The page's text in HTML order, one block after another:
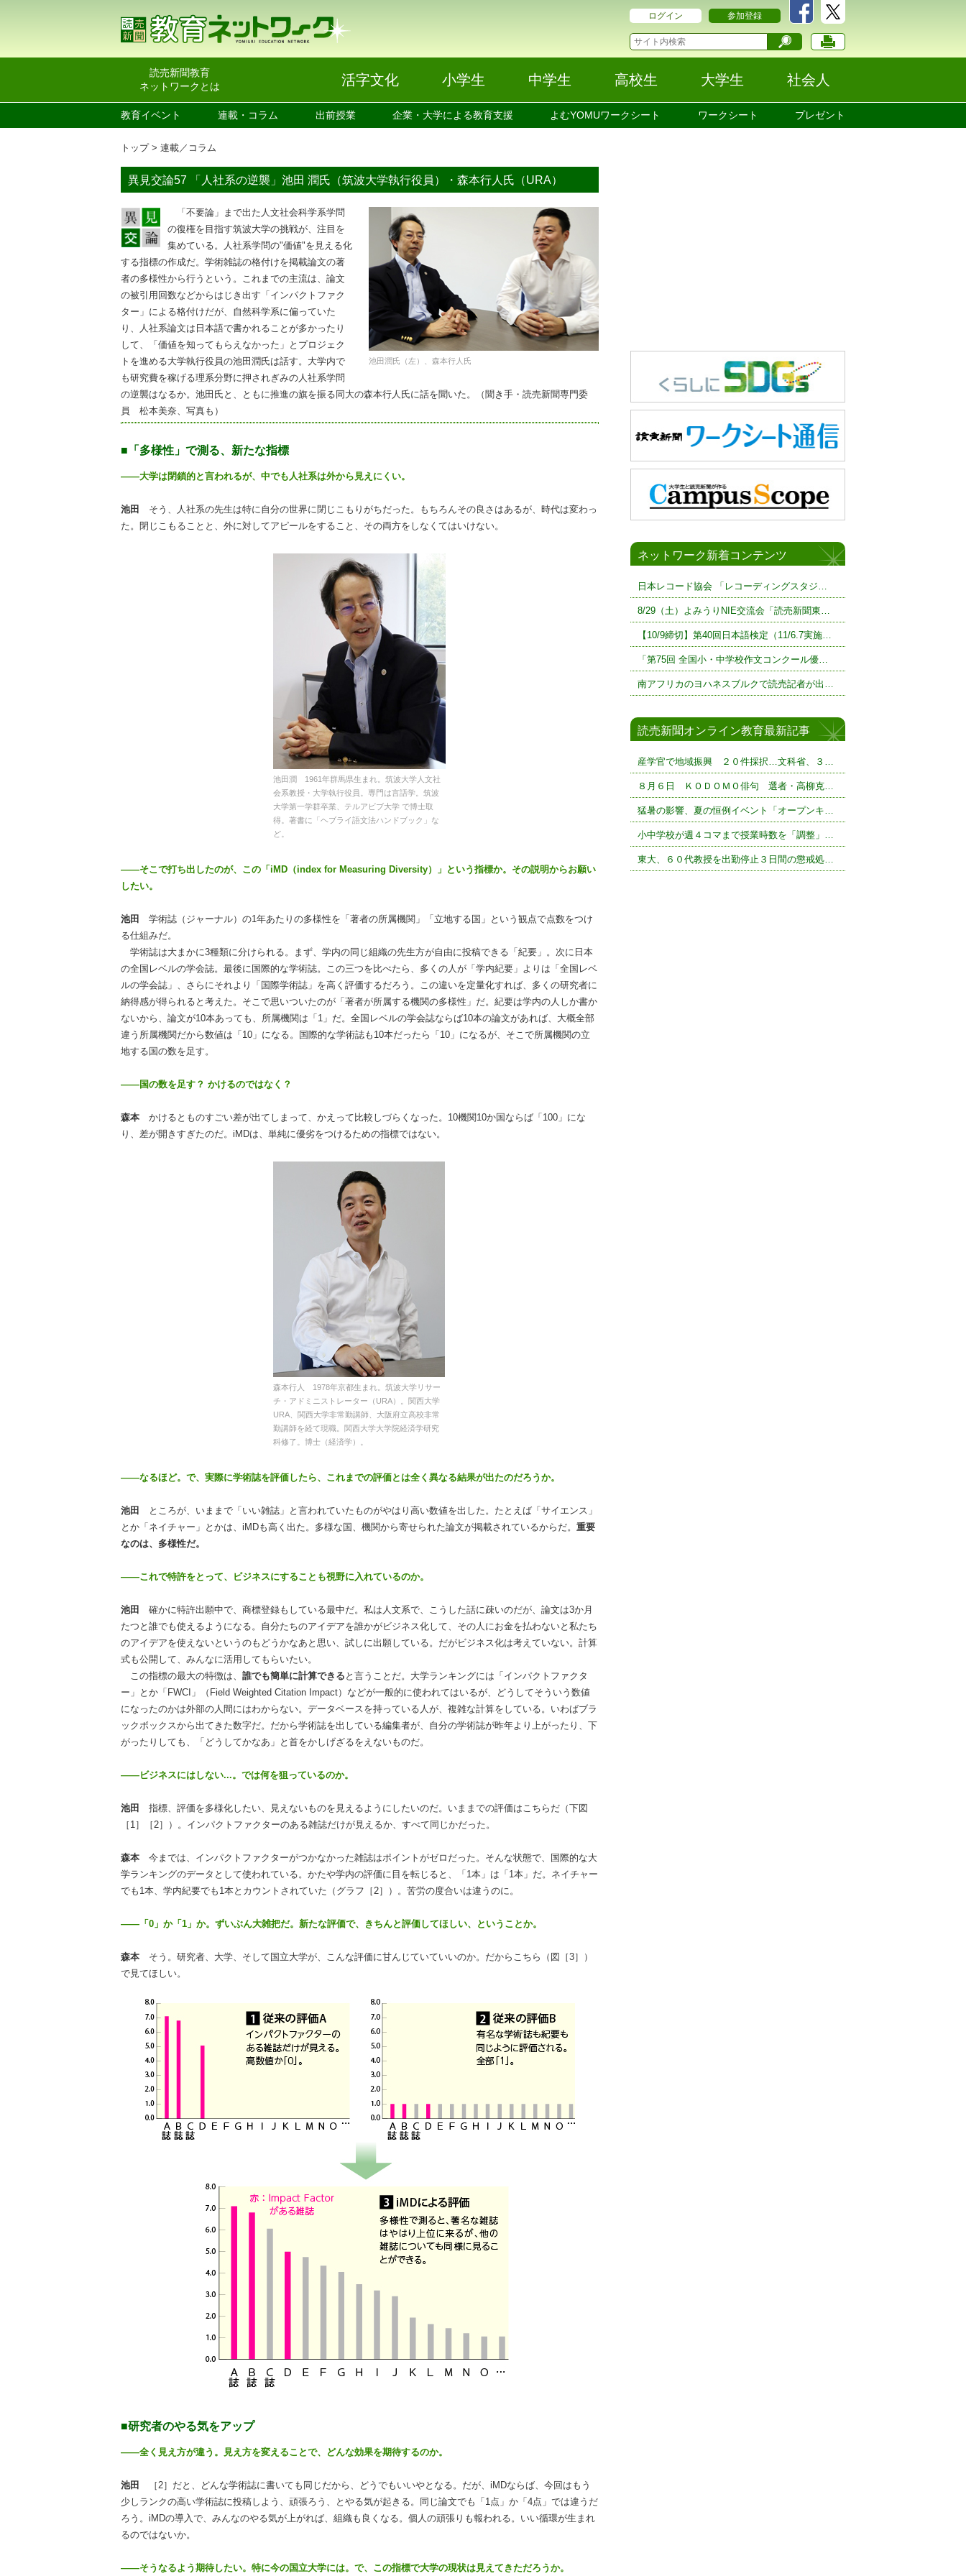
ログイン 参加登録
読売新聞教育
ネットワークとは
活字文化 小学生 中学生 高校生 大学生 社会人
教育イベント 連載・コラム 出前授業 企業・大学による教育支援 よむYOMUワークシート ワークシート プレゼント
トップ 連載／コラム
異見交論57 「人社系の逆襲」池田 潤氏（筑波大学執行役員）・森本行人氏（URA）
池田潤氏（左）、森本行人氏
「不要論」まで出た人文社会科学系学問
の復権を目指す筑波大学の挑戦が、注目を
集めている。人社系学問の"価値"を見える化
する指標の作成だ。学術雑誌の格付けを掲載論文の著
者の多様性から行うという。これまでの主流は、論文
の被引用回数などからはじき出す「インパクトファク
ター」による格付けだが、自然科学系に偏っていた
り、人社系論文は日本語で書かれることが多かったり
して、「価値を知ってもらえなかった」とプロジェク
トを進める大学執行役員の池田潤氏は話す。大学内で
も研究費を稼げる理系分野に押されぎみの人社系学問
の逆襲はなるか。池田氏と、ともに推進の旗を振る同大の森本行人氏に話を聞いた。（聞き手・読売新聞専門委
員 松本美奈、写真も）
■「多様性」で測る、新たな指標
――大学は閉鎖的と言われるが、中でも人社系は外から見えにくい。
池田 そう、人社系の先生は特に自分の世界に閉じこもりがちだった。もちろんその良さはあるが、時代は変わっ
た。閉じこもることと、外に対してアピールをすること、その両方をしなくてはいけない。
池田潤 1961年群馬県生まれ。筑波大学人文社
会系教授・大学執行役員。専門は言語学。筑波
大学第一学群卒業、テルアビブ大学 で博士取
得。著書に「ヘブライ語文法ハンドブック」な
ど。
――そこで打ち出したのが、この「iMD（index for Measuring Diversity）」という指標か。その説明からお願い
したい。
池田 学術誌（ジャーナル）の1年あたりの多様性を「著者の所属機関」「立地する国」という観点で点数をつけ
る仕組みだ。
学術誌は大まかに3種類に分けられる。まず、学内の同じ組織の先生方が自由に投稿できる「紀要」。次に日本
の全国レベルの学会誌。最後に国際的な学術誌。この三つを比べたら、多くの人が「学内紀要」よりは「全国レベ
ルの学会誌」、さらにそれより「国際学術誌」を高く評価するだろう。この違いを定量化すれば、多くの研究者に
納得感が得られると考えた。そこで思いついたのが「著者が所属する機関の多様性」だ。紀要は学内の人しか書か
ないから、論文が10本あっても、所属機関は「1」だ。全国レベルの学会誌ならば10本の論文があれば、大概全部
違う所属機関だから数値は「10」になる。国際的な学術誌も10本だったら「10」になるが、そこで所属機関の立
地する国の数を足す。
――国の数を足す？ かけるのではなく？
森本 かけるとものすごい差が出てしまって、かえって比較しづらくなった。10機関10か国ならば「100」にな
り、差が開きすぎたのだ。iMDは、単純に優劣をつけるための指標ではない。
森本行人 1978年京都生まれ。筑波大学リサー
チ・アドミニストレーター（URA）。関西大学
URA、関西大学非常勤講師、大阪府立高校非常
勤講師を経て現職。関西大学大学院経済学研究
科修了。博士（経済学）。
――なるほど。で、実際に学術誌を評価したら、これまでの評価とは全く異なる結果が出たのだろうか。
池田
ところが、いままで「いい雑誌」と言われていたものがやはり高い数値を出した。たとえば「サイエンス」
とか「ネイチャー」とかは、iMDも高く出た。多様な国、機関から寄せられた論文が掲載されているからだ。 重要
なのは、多様性だ。
――これで特許をとって、ビジネスにすることも視野に入れているのか。
池田 確かに特許出願中で、商標登録もしている最中だ。私は人文系で、こうした話に疎いのだが、論文は3か月
たつと誰でも使えるようになる。自分たちのアイデアを誰かがビジネス化して、その人にお金を払わないと私たち
のアイデアを使えないというのもどうかなあと思い、試しに出願している。だがビジネス化は考えていない。計算
式も公開して、みんなに活用してもらいたい。
この指標の最大の特徴は、 誰でも簡単に計算できる と言うことだ。大学ランキングには「インパクトファクタ
ー」とか「FWCI」（Field Weighted Citation Impact）などが一般的に使われてはいるが、どうしてそういう数値
になったのかは外部の人間にはわからない。データベースを持っている人が、複雑な計算をしている。いわばブラ
ックボックスから出てきた数字だ。だから学術誌を出している編集者が、自分の学術誌が昨年より上がったり、下
がったりしても、「どうしてかなあ」と首をかしげざるをえないものだ。
――ビジネスにはしない...。では何を狙っているのか。
池田 指標、評価を多様化したい、見えないものを見えるようにしたいのだ。いままでの評価はこちらだ（下図
［1］［2］）。インパクトファクターのある雑誌だけが見えるか、すべて同じかだった。
森本 今までは、インパクトファクターがつかなかった雑誌はポイントがゼロだった。そんな状態で、国際的な大
学ランキングのデータとして使われている。かたや学内の評価に目を転じると、「1本」は「1本」だ。ネイチャー
でも1本、学内紀要でも1本とカウントされていた（グラフ［2］）。苦労の度合いは違うのに。
――「0」か「1」か。ずいぶん大雑把だ。新たな評価で、きちんと評価してほしい、ということか。
森本 そう。研究者、大学、そして国立大学が、こんな評価に甘んじていていいのか。だからこちら（図［3］）
で見てほしい。
■研究者のやる気をアップ
――全く見え方が違う。見え方を変えることで、どんな効果を期待するのか。
池田
［2］だと、どんな学術誌に書いても同じだから、どうでもいいやとなる。だが、iMDならば、今回はもう
少しランクの高い学術誌に投稿しよう、頑張ろう、とやる気が起きる。同じ論文でも「1点」か「4点」では違うだ
ろう。iMDの導入で、みんなのやる気が上がれば、組織も良くなる。個人の頑張りも報われる。いい循環が生まれ
るのではないか。
――そうなるよう期待したい。特に今の国立大学には。で、この指標で大学の現状は見えてきただろうか。
ネットワーク新着コンテンツ
日本レコード協会 「レコーディングスタジ…
8/29（土）よみうりNIE交流会「読売新聞東…
【10/9締切】第40回日本語検定（11/6.7実施…
「第75回 全国小・中学校作文コンクール優…
南アフリカのヨハネスブルクで読売記者が出…
読売新聞オンライン教育最新記事
産学官で地域振興 ２０件採択…文科省、３…
８月６日 ＫＯＤＯＭＯ俳句 選者・高柳克…
猛暑の影響、夏の恒例イベント「オープンキ…
小中学校が週４コマまで授業時数を「調整」…
東大、６０代教授を出勤停止３日間の懲戒処…